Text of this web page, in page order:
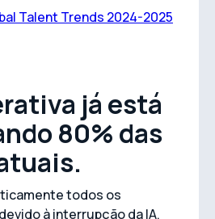
Talent Trends 2024-2025
já está
80% das
todos os
à interrupção da IA.